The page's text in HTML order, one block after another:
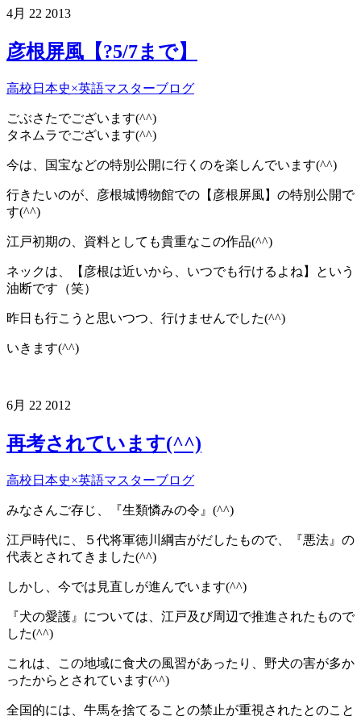
4月 22 2013
彦根屏風【?5/7まで】
高校日本史×英語マスターブログ
ごぶさたでございます(^^)
タネムラでございます(^^)
今は、国宝などの特別公開に行くのを楽しんでいます(^^)
行きたいのが、彦根城博物館での【彦根屏風】の特別公開で
す(^^)
江戸初期の、資料としても貴重なこの作品(^^)
ネックは、【彦根は近いから、いつでも行けるよね】という
油断です（笑）
昨日も行こうと思いつつ、行けませんでした(^^)
いきます(^^)
6月 22 2012
再考されています(^^)
高校日本史×英語マスターブログ
みなさんご存じ、『生類憐みの令』(^^)
江戸時代に、５代将軍徳川綱吉がだしたもので、『悪法』の
代表とされてきました(^^)
しかし、今では見直しが進んでいます(^^)
『犬の愛護』については、江戸及び周辺で推進されたもので
した(^^)
これは、この地域に食犬の風習があったり、野犬の害が多か
ったからとされています(^^)
全国的には、牛馬を捨てることの禁止が重視されたとのこと